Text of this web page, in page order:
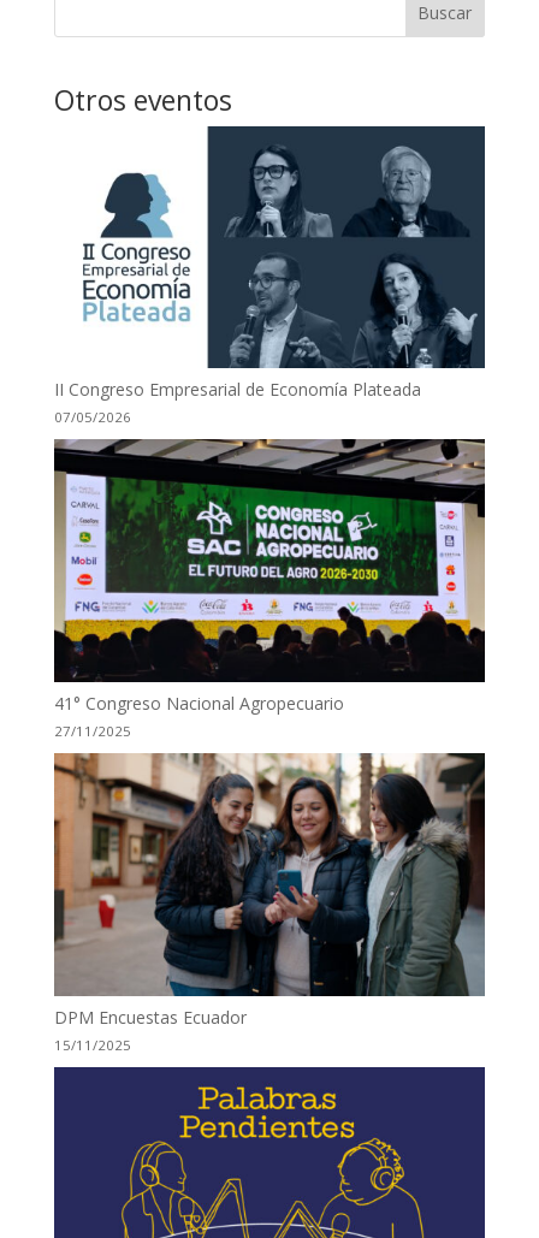
Buscar
Otros eventos
II Congreso Empresarial de Economía Plateada
07/05/2026
41° Congreso Nacional Agropecuario
27/11/2025
DPM Encuestas Ecuador
15/11/2025